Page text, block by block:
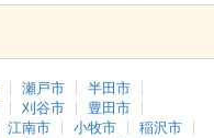
瀬戸市
半田市
刈谷市
豊田市
江南市 小牧市
稲沢市